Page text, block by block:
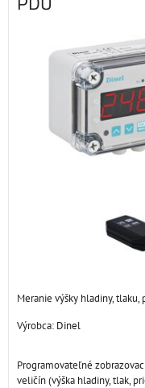
Meranie výšky hladiny,
Výrobca: Dinel
Programovateľné
veličín (výška hladiny, tlak,